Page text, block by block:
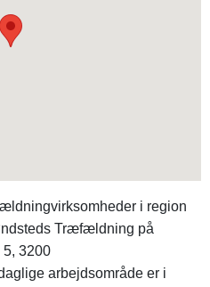
i region
Træfældning på
3200
arbejdsområde er i